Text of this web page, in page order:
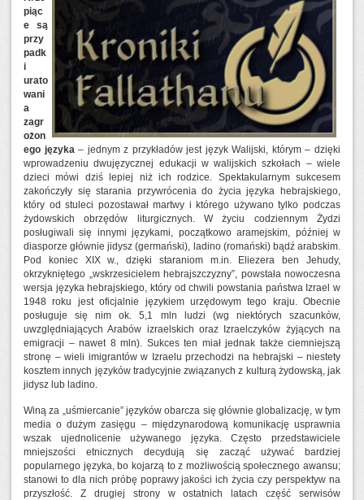
piąc
e są
przy
padk
i
urato
wani
a
zagr
ożon
ego języka– jednym z przykładów jest język Walijski, którym – dzięki
wprowadzeniu dwujęzycznej edukacji w walijskich szkołach – wiele
dzieci mówi dziś lepiej niż ich rodzice. Spektakularnym sukcesem
zakończyły się starania przywrócenia do życia języka hebrajskiego,
który od stuleci pozostawał martwy i którego używano tylko podczas
żydowskich obrzędów liturgicznych. W życiu codziennym Żydzi
posługiwali się innymi językami, początkowo aramejskim, później w
diasporze głównie jidysz (germański), ladino (romański) bądź arabskim.
Pod koniec XIX w., dzięki staraniom m.in. Eliezera ben Jehudy,
okrzykniętego „wskrzesicielem hebrajszczyzny”, powstała nowoczesna
wersja języka hebrajskiego, który od chwili powstania państwa Izrael w
1948 roku jest oficjalnie językiem urzędowym tego kraju. Obecnie
posługuje się nim ok. 5,1 mln ludzi (wg niektórych szacunków,
uwzględniających Arabów izraelskich oraz Izraelczyków żyjących na
emigracji – nawet 8 mln). Sukces ten miał jednak także ciemniejszą
stronę – wieli imigrantów w Izraelu przechodzi na hebrajski – niestety
kosztem innych języków tradycyjnie związanych z kulturą żydowską, jak
jidysz lub ladino.
Winą za „uśmiercanie” języków obarcza się głównie globalizację, w tym
media o dużym zasięgu – międzynarodową komunikację usprawnia
wszak ujednolicenie używanego języka. Często przedstawiciele
mniejszości etnicznych decydują się zacząć używać bardziej
popularnego języka, bo kojarzą to z możliwością społecznego awansu;
stanowi to dla nich próbę poprawy jakości ich życia czy perspektyw na
przyszłość. Z drugiej strony w ostatnich latach część serwisów